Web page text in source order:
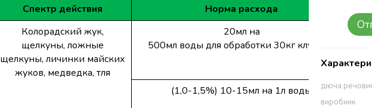
Спектр действия Норма расхода
Колорадский жук,
щелкуны, ложные
щелкуны, личинки майских
жуков, медведка, тля
20мл на
500мл воды дляобработки 30кгклубней
(1,0-1,5%) 10-15мл на 1л воды діюча
виробник